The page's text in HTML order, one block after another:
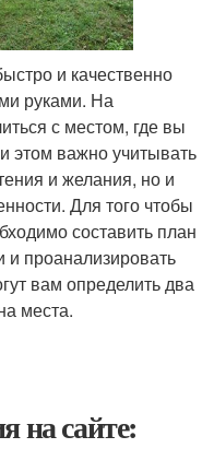
и качественно
руками. На
с местом, где вы
этом важно учитывать
и желания, но и
Для того чтобы
составить план
и проанализировать
вам определить два
места.
на сайте: